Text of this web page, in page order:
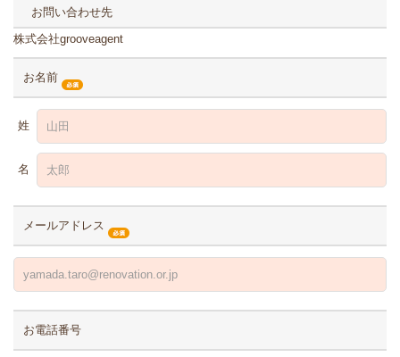
お問い合わせ先
株式会社grooveagent
お名前
姓
名
メールアドレス
お電話番号